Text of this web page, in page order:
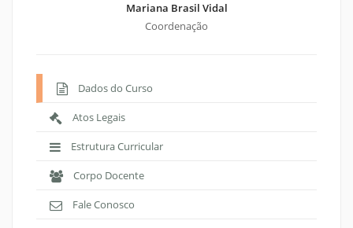
Mariana Brasil Vidal
Coordenação
Dados do Curso
Atos Legais
Estrutura Curricular
Corpo Docente
Fale Conosco